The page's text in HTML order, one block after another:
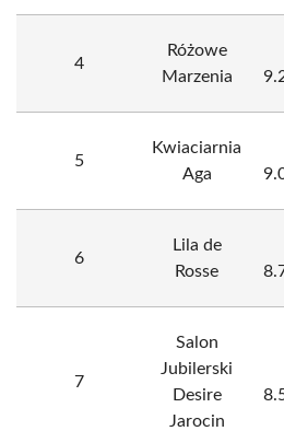
4
Różowe
Marzenia
5
Kwiaciarnia
Aga
6
Lila de
Rosse
7
Salon
Jubilerski
Desire
Jarocin